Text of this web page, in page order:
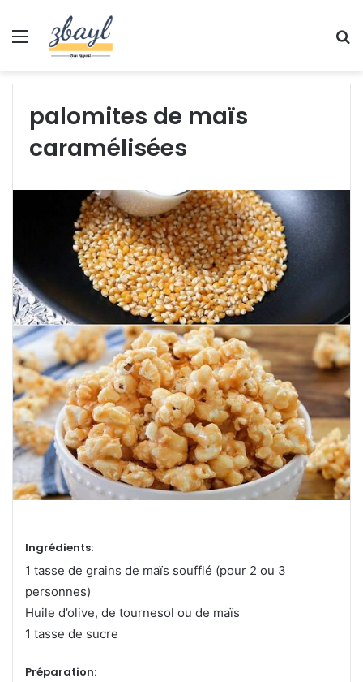
Menu
palomites de maïs
caramélisées
Ingrédients:
1 tasse de grains de maïs soufflé (pour 2 ou 3
personnes)
Huile d’olive, de tournesol ou de maïs
1 tasse de sucre
Préparation: